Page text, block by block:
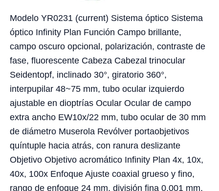
Modelo YR0231 (current) Sistema óptico Sistema
óptico Infinity Plan Función Campo brillante,
campo oscuro opcional, polarización, contraste de
fase, fluorescente Cabeza Cabezal trinocular
Seidentopf, inclinado 30°, giratorio 360°,
interpupilar 48~75 mm, tubo ocular izquierdo
ajustable en dioptrías Ocular Ocular de campo
extra ancho EW10x/22 mm, tubo ocular de 30 mm
de diámetro Muserola Revólver portaobjetivos
quíntuple hacia atrás, con ranura deslizante
Objetivo Objetivo acromático Infinity Plan 4x, 10x,
40x, 100x Enfoque Ajuste coaxial grueso y fino,
rango de enfoque 24 mm, división fina 0,001 mm,